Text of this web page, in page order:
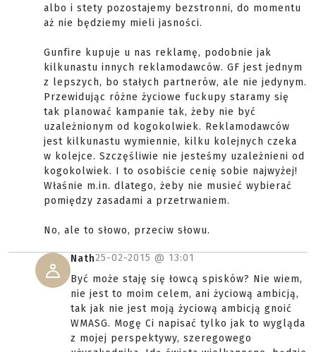
albo i stety pozostajemy bezstronni, do momentu
aż nie będziemy mieli jasności.
Gunfire kupuje u nas reklamę, podobnie jak
kilkunastu innych reklamodawców. GF jest jednym
z lepszych, bo stałych partnerów, ale nie jedynym.
Przewidując różne życiowe fuckupy staramy się
tak planować kampanie tak, żeby nie być
uzależnionym od kogokolwiek. Reklamodawców
jest kilkunastu wymiennie, kilku kolejnych czeka
w kolejce. Szczęśliwie nie jesteśmy uzależnieni od
kogokolwiek. I to osobiście cenię sobie najwyżej!
Właśnie m.in. dlatego, żeby nie musieć wybierać
pomiędzy zasadami a przetrwaniem.
No, ale to słowo, przeciw słowu.
Nath25-02-2015 @ 13:01
Być może staję się łowcą spisków? Nie wiem,
nie jest to moim celem, ani życiową ambicją,
tak jak nie jest moją życiową ambicją gnoić
WMASG. Mogę Ci napisać tylko jak to wygląda
z mojej perspektywy, szeregowego